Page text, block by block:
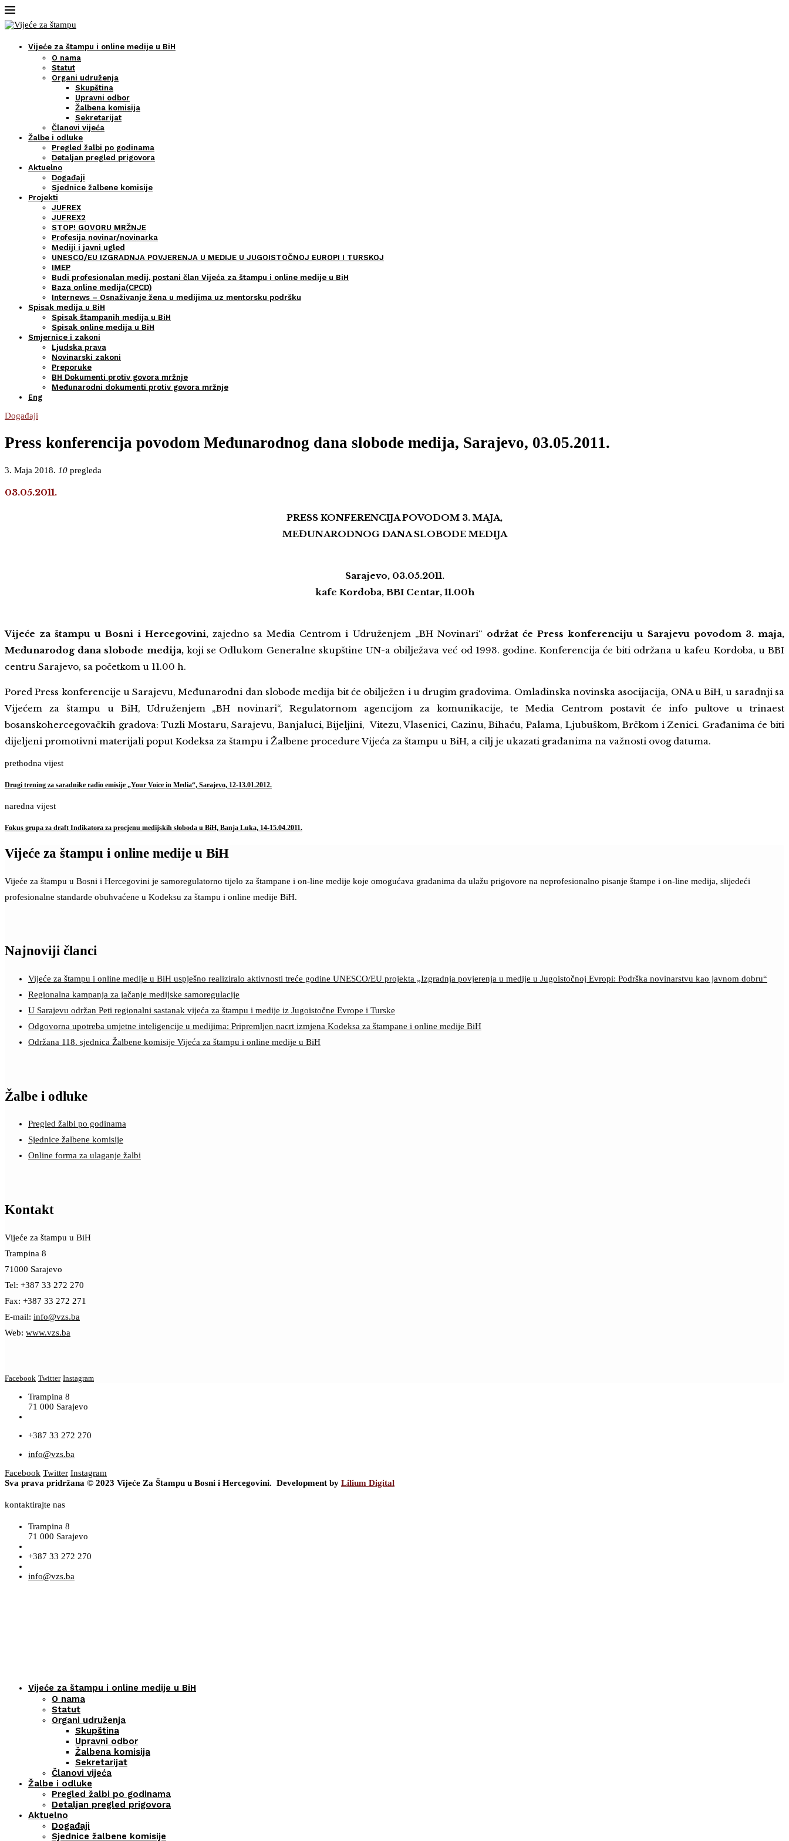
Vijeće za štampu i online medije u BiH
O nama
Statut
Organi udruženja
Skupština
Upravni odbor
Žalbena komisija
Sekretarijat
Članovi vijeća
Žalbe i odluke
Pregled žalbi po godinama
Detaljan pregled prigovora
Aktuelno
Događaji
Sjednice žalbene komisije
Projekti
JUFREX
JUFREX2
STOP! GOVORU MRŽNJE
Profesija novinar/novinarka
Mediji i javni ugled
UNESCO/EU IZGRADNJA POVJERENJA U MEDIJE U JUGOISTOČNOJ EUROPI I TURSKOJ
IMEP
Budi profesionalan medij, postani član Vijeća za štampu i online medije u BiH
Baza online medija(CPCD)
Internews – Osnaživanje žena u medijima uz mentorsku podršku
Spisak medija u BiH
Spisak štampanih medija u BiH
Spisak online medija u BiH
Smjernice i zakoni
Ljudska prava
Novinarski zakoni
Preporuke
BH Dokumenti protiv govora mržnje
Međunarodni dokumenti protiv govora mržnje
Eng
Događaji
Press konferencija povodom Međunarodnog dana slobode medija, Sarajevo, 03.05.2011.
3. Maja 2018. 10 pregleda
03.05.2011.
PRESS KONFERENCIJA POVODOM 3. MAJA,
MEĐUNARODNOG DANA SLOBODE MEDIJA
Sarajevo, 03.05.2011.
kafe Kordoba, BBI Centar, 11.00h
Vijeće za štampu u Bosni i Hercegovini, zajedno sa Media Centrom i Udruženjem „BH Novinari“ održat će Press konferenciju u Sarajevu povodom 3. maja,
Međunarodog dana slobode medija, koji se Odlukom Generalne skupštine UN-a obilježava već od 1993. godine. Konferencija će biti održana u kafeu Kordoba, u BBI
centru Sarajevo, sa početkom u 11.00 h.
Pored Press konferencije u Sarajevu, Međunarodni dan slobode medija bit će obilježen i u drugim gradovima. Omladinska novinska asocijacija, ONA u BiH, u saradnji sa
Vijećem za štampu u BiH, Udruženjem „BH novinari“, Regulatornom agencijom za komunikacije, te Media Centrom postavit će info pultove u trinaest
bosanskohercegovačkih gradova: Tuzli Mostaru, Sarajevu, Banjaluci, Bijeljini, Vitezu, Vlasenici, Cazinu, Bihaću, Palama, Ljubuškom, Brčkom i Zenici. Građanima će biti
dijeljeni promotivni materijali poput Kodeksa za štampu i Žalbene procedure Vijeća za štampu u BiH, a cilj je ukazati građanima na važnosti ovog datuma.
prethodna vijest
Drugi trening za saradnike radio emisije „Your Voice in Media“, Sarajevo, 12-13.01.2012.
naredna vijest
Fokus grupa za draft Indikatora za procjenu medijskih sloboda u BiH, Banja Luka, 14-15.04.2011.
Vijeće za štampu i online medije u BiH
Vijeće za štampu u Bosni i Hercegovini je samoregulatorno tijelo za štampane i on-line medije koje omogućava građanima da ulažu prigovore na neprofesionalno pisanje štampe i on-line medija, slijedeći
profesionalne standarde obuhvaćene u Kodeksu za štampu i online medije BiH.
Najnoviji članci
Vijeće za štampu i online medije u BiH uspješno realiziralo aktivnosti treće godine UNESCO/EU projekta „Izgradnja povjerenja u medije u Jugoistočnoj Evropi: Podrška novinarstvu kao javnom dobru“
Regionalna kampanja za jačanje medijske samoregulacije
U Sarajevu održan Peti regionalni sastanak vijeća za štampu i medije iz Jugoistočne Evrope i Turske
Odgovorna upotreba umjetne inteligencije u medijima: Pripremljen nacrt izmjena Kodeksa za štampane i online medije BiH
Održana 118. sjednica Žalbene komisije Vijeća za štampu i online medije u BiH
Žalbe i odluke
Pregled žalbi po godinama
Sjednice žalbene komisije
Online forma za ulaganje žalbi
Kontakt
Vijeće za štampu u BiH
Trampina 8
71000 Sarajevo
Tel: +387 33 272 270
Fax: +387 33 272 271
E-mail: info@vzs.ba
Web: www.vzs.ba
Facebook Twitter Instagram
Trampina 8
71 000 Sarajevo
+387 33 272 270
info@vzs.ba
Facebook Twitter Instagram
Sva prava pridržana © 2023 Vijeće Za Štampu u Bosni i Hercegovini. Development by Lilium Digital
kontaktirajte nas
Trampina 8
71 000 Sarajevo
+387 33 272 270
info@vzs.ba
Vijeće za štampu i online medije u BiH
O nama
Statut
Organi udruženja
Skupština
Upravni odbor
Žalbena komisija
Sekretarijat
Članovi vijeća
Žalbe i odluke
Pregled žalbi po godinama
Detaljan pregled prigovora
Aktuelno
Događaji
Sjednice žalbene komisije